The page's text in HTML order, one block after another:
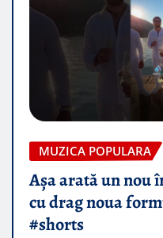
MUZICA POPULARA
Așa arată un nou
cu drag noua
#shorts